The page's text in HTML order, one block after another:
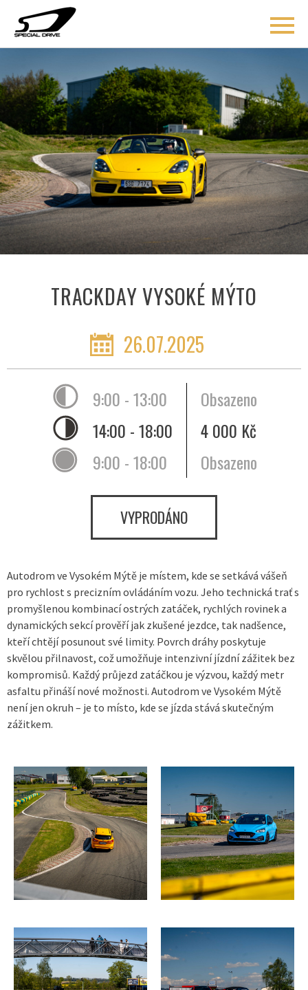
ÚVOD
BLOG
COACHING
O MNĚ
AKCE
KONTAKT
TRACKDAY VYSOKÉ MÝTO
26.07.2025
VYPRODÁNO
9:00 - 13:00
Obsazeno
14:00 - 18:00
4 000 Kč
9:00 - 18:00
Obsazeno
Autodrom ve Vysokém Mýtě je místem, kde se setkává vášeň
pro rychlost s precizním ovládáním vozu. Jeho technická trať s
promyšlenou kombinací ostrých zatáček, rychlých rovinek a
dynamických sekcí prověří jak zkušené jezdce, tak nadšence,
kteří chtějí posunout své limity. Povrch dráhy poskytuje
skvělou přilnavost, což umožňuje intenzivní jízdní zážitek bez
kompromisů. Každý průjezd zatáčkou je výzvou, každý metr
asfaltu přináší nové možnosti. Autodrom ve Vysokém Mýtě
není jen okruh – je to místo, kde se jízda stává skutečným
zážitkem.